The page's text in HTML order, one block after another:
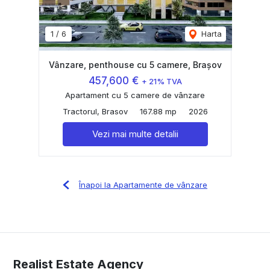
1 / 6 Harta
Vânzare, penthouse cu 5 camere, Brașov
457,600 € + 21% TVA
Apartament cu 5 camere de vânzare
Tractorul, Brasov
167.88 mp 2026
Vezi mai multe detalii
Înapoi la Apartamente de vânzare
Realist Estate Agency